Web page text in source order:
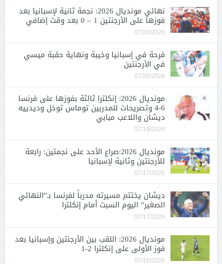
نهائي مونديال 2026: نجمة ثانية لإسبانيا بعد
فوزها على الأرجنتين 1 – 0 بعد وقت إضافي
07/20/2026
فرحة في إسبانيا وخيبة ونهاية حقبة ميسي
في الأرجنتين
07/20/2026
مونديال 2026: إنكلترا ثالثة بفوزها على فرنسا
6-4 وتصريحات للمدربين توماس توخل وديدييه
ديشان واللاعب مبابي
07/19/2026
مونديال 2026:صراع الأحد على نجمتين: رابعة
للأرجنتين وثانية لإسبانيا
07/17/2026
ديشان يختتم مسيرته مدرباً لفرنسا بـ”النهائي
الصغير” اليوم السبت أمام إنكلترا
07/17/2026
مونديال 2026: اللقب بين الأرجنتين وإسبانيا بعد
فوز الأولى على إنكلترا 2-1
07/16/2026